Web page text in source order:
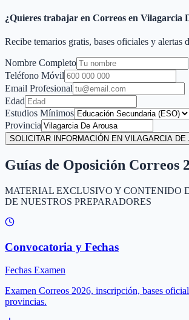
¿Quieres trabajar en Correos en Vilagarcia
Recibe temarios gratis, bases oficiales y alertas
Nombre Completo
Teléfono Móvil
Email Profesional
Edad
Estudios Mínimos
Provincia
SOLICITAR INFORMACIÓN EN VILAGARCIA DE
Guías de Oposición Correos
MATERIAL EXCLUSIVO Y CONTENIDO
DE NUESTROS PREPARADORES
Convocatoria y Fechas
Fechas Examen
Examen Correos 2026, inscripción, bases
provincias.